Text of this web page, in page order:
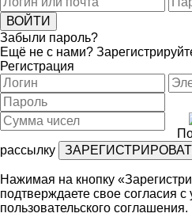
Забыли пароль?
Ещё не с нами?
Регистрация
рассылку
Нажимая на кнопку
подтверждаете свое согласия с
пользовательского соглашения.